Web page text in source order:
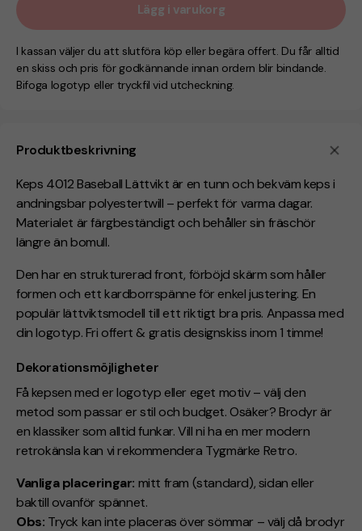
Produktbeskrivning
Keps 4012 Baseball Lättvikt är en tunn och bekväm keps i
andningsbar polyestertwill – perfekt för varma dagar.
Materialet är färgbeständigt och behåller sin fräschör
längre än bomull.
Den har en strukturerad front, förböjd skärm som håller
formen och ett kardborrspänne för enkel justering. En
populär lättviktsmodell till ett riktigt bra pris. Anpassa med
din logotyp. Fri offert & gratis designskiss inom 1 timme!
Dekorationsmöjligheter
Få kepsen med er logotyp eller eget motiv – välj den
metod som passar er stil och budget. Osäker? Brodyr är
en klassiker som alltid funkar. Vill ni ha en mer modern
retrokänsla kan vi rekommendera Tygmärke Retro.
Vanliga placeringar: mitt fram (standard), sidan eller
baktill ovanför spännet.
Obs: Tryck kan inte placeras över sömmar – välj då brodyr
Lägg i varukorg
I kassan väljer du att slutföra köp eller begära offert. Du får alltid
en skiss och pris för godkännande innan ordern blir bindande.
Bifoga logotyp eller tryckfil vid utcheckning.